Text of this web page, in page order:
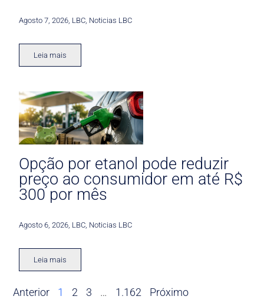
Agosto 7, 2026 LBC Noticias LBC
Leia mais
Opção por etanol pode reduzir
preço ao consumidor em até R$
300 por mês
Agosto 6, 2026 LBC Noticias LBC
Leia mais
Anterior 1 2 3 … 1.162 Próximo